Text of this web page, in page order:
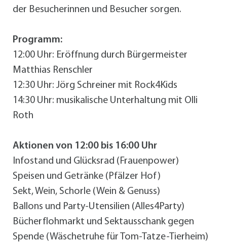
der Besucherinnen und Besucher sorgen.
Programm:
12:00 Uhr: Eröffnung durch Bürgermeister
Matthias Renschler
12:30 Uhr: Jörg Schreiner mit Rock4Kids
14:30 Uhr: musikalische Unterhaltung mit Olli
Roth
Aktionen von 12:00 bis 16:00 Uhr
Infostand und Glücksrad (Frauenpower)
Speisen und Getränke (Pfälzer Hof)
Sekt, Wein, Schorle (Wein & Genuss)
Ballons und Party-Utensilien (Alles4Party)
Bücherflohmarkt und Sektausschank gegen
Spende (Wäschetruhe für Tom-Tatze-Tierheim)